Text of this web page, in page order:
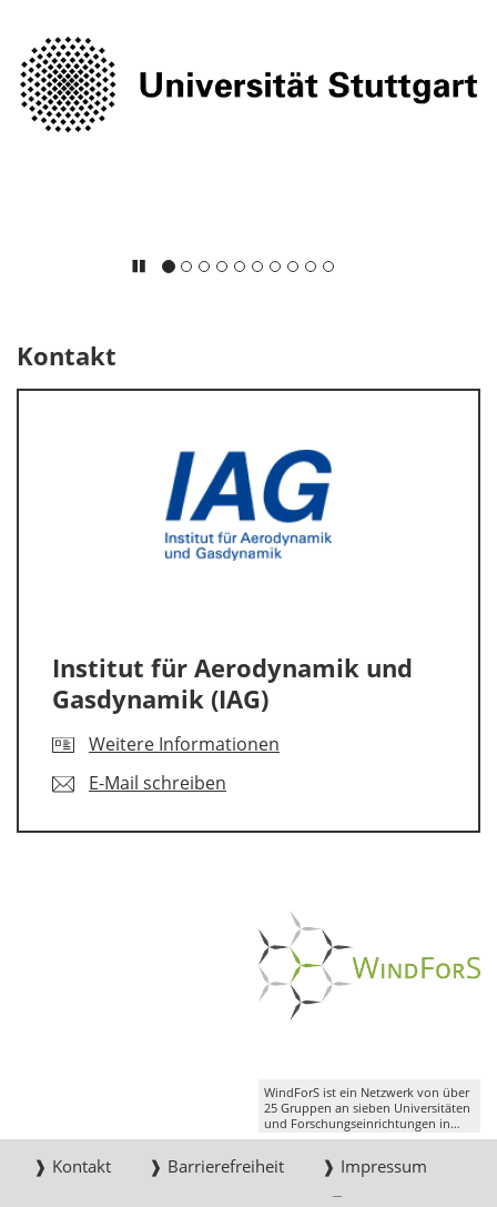
Kontakt
Institut für Aerodynamik und
Gasdynamik (IAG)
Weitere Informationen
E-Mail schreiben
WindForS ist ein Netzwerk von über
25 Gruppen an sieben Universitäten
und Forschungseinrichtungen in
Süddeutschland.
❱ Kontakt ❱ Barrierefreiheit
❱ Impressum